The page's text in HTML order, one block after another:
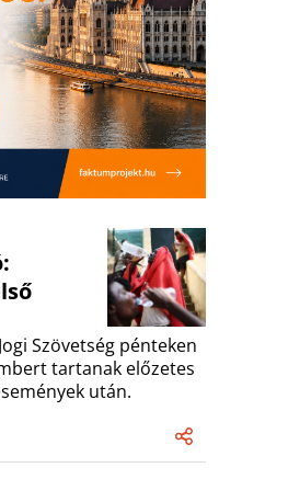
Szövetség pénteken
tartanak előzetes
után.